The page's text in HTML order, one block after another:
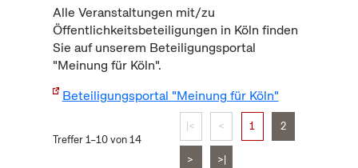
Alle Veranstaltungen mit/zu
Öffentlichkeitsbeteiligungen in Köln finden
Sie auf unserem Beteiligungsportal
"Meinung für Köln".
Beteiligungsportal "Meinung für Köln"
Treffer 1–10 von 14
|< < 1 2
> >|